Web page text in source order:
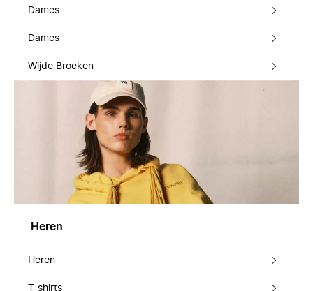
Dames
Dames
Wijde Broeken
Heren
Heren
T-shirts